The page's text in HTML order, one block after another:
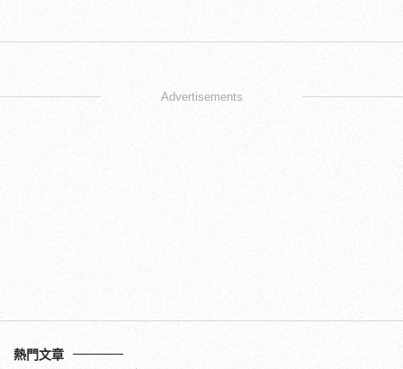
Advertisements
熱門文章